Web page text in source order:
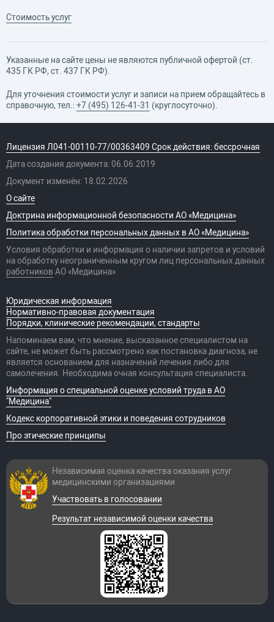
Стоимость услуг
Указанные на сайте цены не являются публичной офертой (ст.
435 ГК РФ, cт. 437 ГК РФ).
Для уточнения стоимости услуг и записи на прием обращайтесь в
справочную, тел.:+7 (495) 126-41-31 (круглосуточно).
Лицензия Л041-00110-77/00363409 Срок действия: бессрочная
Дата создания документа: 06.06.2019
Документ изменён: 18.02.2026
О сайте
Доктрина информационной безопасности АО «Медицина»
Политика обработки персональных данных в АО «Медицина»
Условия обработки и информация о наличии запретов и условий
на обработку неограниченным кругом лиц персональных данных
работников АО «Медицина»
Юридическая информация
Нормативно-правовая документация
Порядки, клинические рекомендации, стандарты
Напоминаем вам, что мнение, высказанное специалистом на
сайте, не может быть рассмотрено как постановка диагноза, не
является основанием для назначений лечения либо для
самолечения. Необходима очная консультация специалиста.
Информация о специальной оценке условий труда в АО
"Медицина"
Кодекс корпоративной этики и поведения сотрудников
Про этические принципы
Независимая оценка качества оказания услуг
медицинскими организациями
Участвовать в голосовании
Результат независимой оценки качества